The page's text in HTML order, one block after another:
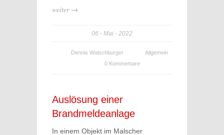
weiter →
06 Mai 2022
Dennis Walschburger
Allgemein
0 Kommentare
Auslösung einer
Brandmeldeanlage
In einem Objekt im Malscher